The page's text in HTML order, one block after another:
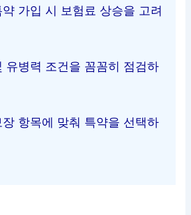
가입 시 보험료 상승을 고려
유병력 조건을 꼼꼼히 점검하
항목에 맞춰 특약을 선택하